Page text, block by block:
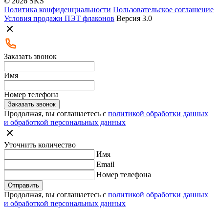
Политика конфиденциальности Пользовательское соглашение
Условия продажи ПЭТ флаконов Версия 3.0
Заказать звонок
Имя
Номер телефона
Заказать звонок
Продолжая, вы соглашаетесь с политикой обработки данных
и обработкой персональных данных
Уточнить количество
Имя
Email
Номер телефона
Отправить
Продолжая, вы соглашаетесь с политикой обработки данных
и обработкой персональных данных